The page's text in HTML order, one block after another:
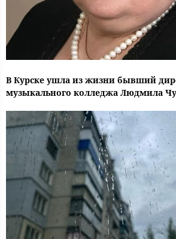
В Курске ушла из жизни бывший
музыкального колледжа Людмила